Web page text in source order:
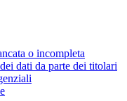
o incompleta
dati da parte dei titolari